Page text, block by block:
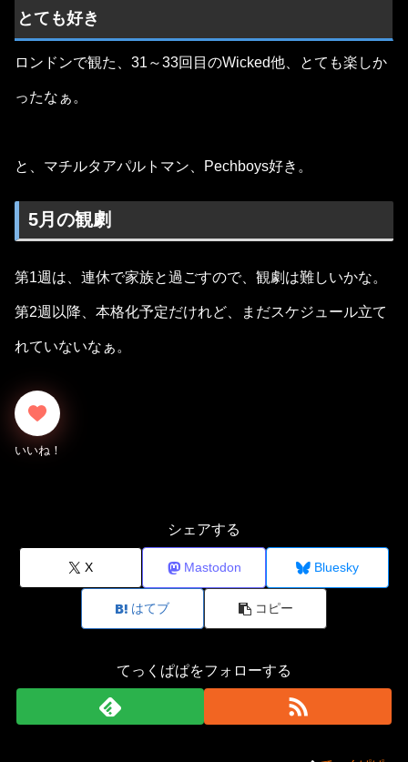
とても好き
ロンドンで観た、31～33回目のWicked他、とても楽しか
ったなぁ。
と、マチルタアパルトマン、Pechboys好き。
5月の観劇
第1週は、連休で家族と過ごすので、観劇は難しいかな。
第2週以降、本格化予定だけれど、まだスケジュール立て
れていないなぁ。
シェアする
X Mastodon Bluesky
はてブ コピー
てっくぱぱをフォローする